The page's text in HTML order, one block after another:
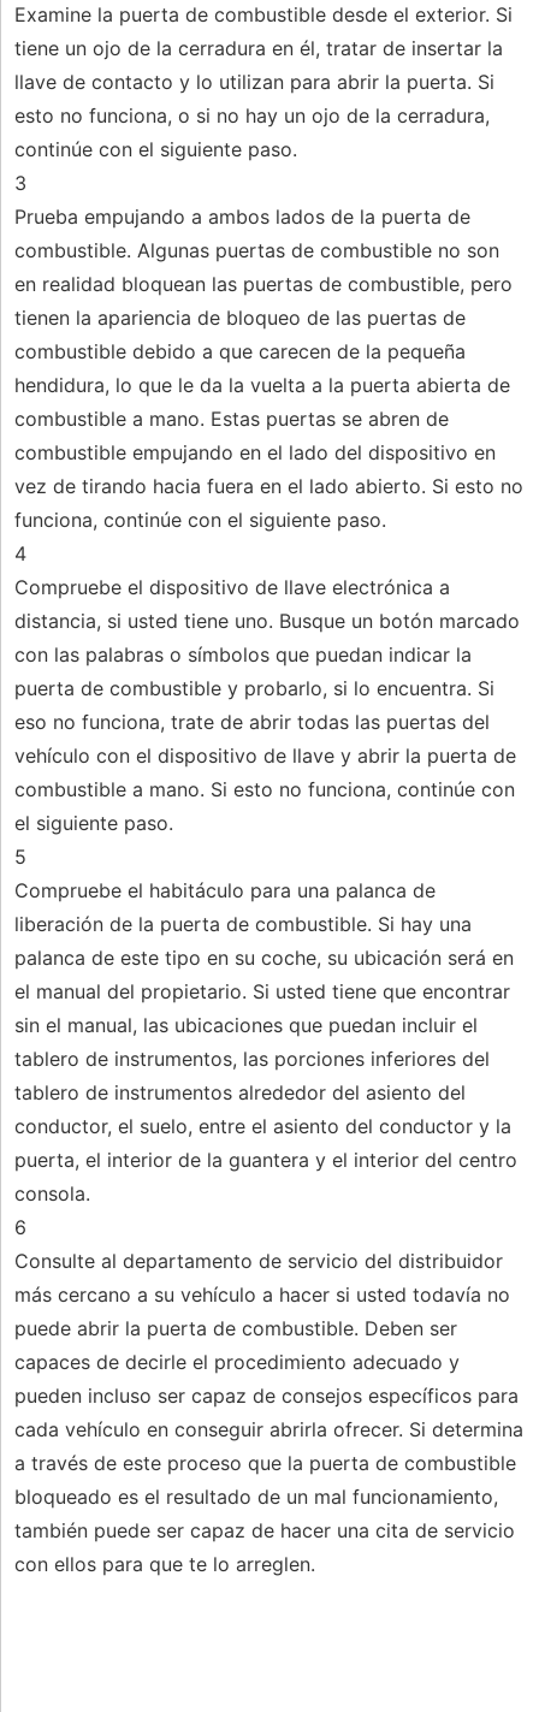
Examine la puerta de combustible desde el exterior. Si
tiene un ojo de la cerradura en él, tratar de insertar la
llave de contacto y lo utilizan para abrir la puerta. Si
esto no funciona, o si no hay un ojo de la cerradura,
continúe con el siguiente paso.
3
Prueba empujando a ambos lados de la puerta de
combustible. Algunas puertas de combustible no son
en realidad bloquean las puertas de combustible, pero
tienen la apariencia de bloqueo de las puertas de
combustible debido a que carecen de la pequeña
hendidura, lo que le da la vuelta a la puerta abierta de
combustible a mano. Estas puertas se abren de
combustible empujando en el lado del dispositivo en
vez de tirando hacia fuera en el lado abierto. Si esto no
funciona, continúe con el siguiente paso.
4
Compruebe el dispositivo de llave electrónica a
distancia, si usted tiene uno. Busque un botón marcado
con las palabras o símbolos que puedan indicar la
puerta de combustible y probarlo, si lo encuentra. Si
eso no funciona, trate de abrir todas las puertas del
vehículo con el dispositivo de llave y abrir la puerta de
combustible a mano. Si esto no funciona, continúe con
el siguiente paso.
5
Compruebe el habitáculo para una palanca de
liberación de la puerta de combustible. Si hay una
palanca de este tipo en su coche, su ubicación será en
el manual del propietario. Si usted tiene que encontrar
sin el manual, las ubicaciones que puedan incluir el
tablero de instrumentos, las porciones inferiores del
tablero de instrumentos alrededor del asiento del
conductor, el suelo, entre el asiento del conductor y la
puerta, el interior de la guantera y el interior del centro
consola.
6
Consulte al departamento de servicio del distribuidor
más cercano a su vehículo a hacer si usted todavía no
puede abrir la puerta de combustible. Deben ser
capaces de decirle el procedimiento adecuado y
pueden incluso ser capaz de consejos específicos para
cada vehículo en conseguir abrirla ofrecer. Si determina
a través de este proceso que la puerta de combustible
bloqueado es el resultado de un mal funcionamiento,
también puede ser capaz de hacer una cita de servicio
con ellos para que te lo arreglen.